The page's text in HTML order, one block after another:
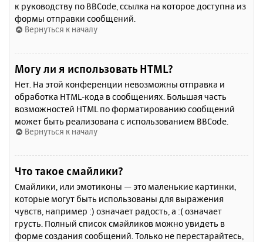
к руководству по BBCode, ссылка на которое доступна из
формы отправки сообщений.
Вернуться к началу
Могу ли я использовать HTML?
Нет. На этой конференции невозможны отправка и
обработка HTML-кода в сообщениях. Большая часть
возможностей HTML по форматированию сообщений
может быть реализована с использованием BBCode.
Вернуться к началу
Что такое смайлики?
Смайлики, или эмотиконы — это маленькие картинки,
которые могут быть использованы для выражения
чувств, например :) означает радость, а :( означает
грусть. Полный список смайликов можно увидеть в
форме создания сообщений. Только не перестарайтесь,